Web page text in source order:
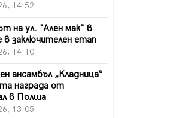
14:52
на ул. "Ален мак" в
в заключителен етап
14:10
ансамбъл „Кладница“
награда от
в Полша
13:05